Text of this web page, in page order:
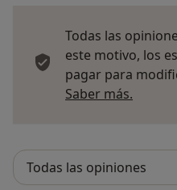
Todas las
este motivo, los
pagar para
Saber más.